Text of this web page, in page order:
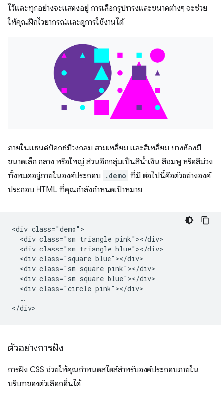
ไว้และทุกอย่างจะแสดงอยู่ การเลือกรูปทรงและขนาดต่างๆ จะช่วย
ให้คุณฝึกไวยากรณ์และดูการใช้งานได้
ภายในแซนด์บ็อกซ์มีวงกลม สามเหลี่ยม และสี่เหลี่ยม บางห้องมี
ขนาดเล็ก กลาง หรือใหญ่ ส่วนอีกกลุ่มเป็นสีน้ำเงิน สีชมพู หรือสีม่วง
ทั้งหมดอยู่ภายในองค์ประกอบ
.demo ที่มี ต่อไปนี้คือตัวอย่างองค์
ประกอบ HTML ที่คุณกําลังกําหนดเป้าหมาย
<div class="demo">
  <div class="sm triangle pink"></div>
  <div class="sm triangle blue"></div>
  <div class="square blue"></div>
  <div class="sm square pink"></div>
  <div class="sm square blue"></div>
  <div class="circle pink"></div>
  …
ตัวอย่างการฝัง
การฝัง CSS ช่วยให้คุณกําหนดสไตล์สําหรับองค์ประกอบภายใน
บริบทของตัวเลือกอื่นได้